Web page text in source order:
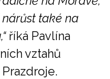
také na
říká Pavlína
vztahů